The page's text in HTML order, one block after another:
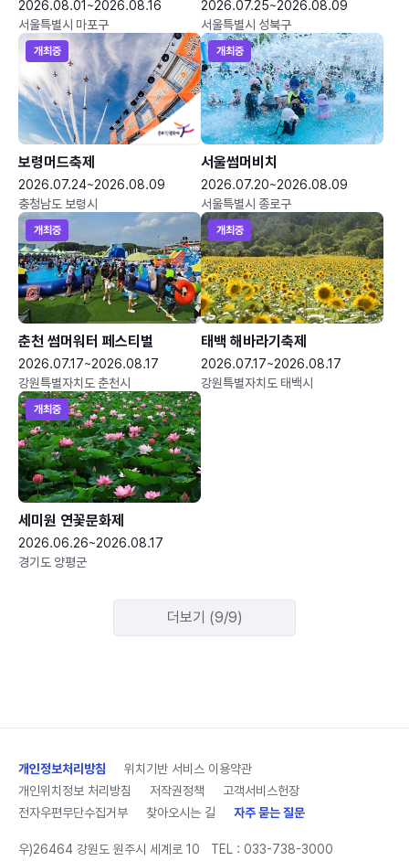
2026.08.01~2026.08.16
서울특별시 마포구
2026.07.25~2026.08.09
서울특별시 성북구
개최중
보령머드축제
2026.07.24~2026.08.09
충청남도 보령시
개최중
서울썸머비치
2026.07.20~2026.08.09
서울특별시 종로구
개최중
춘천 썸머워터 페스티벌
2026.07.17~2026.08.17
강원특별자치도 춘천시
개최중
태백 해바라기축제
2026.07.17~2026.08.17
강원특별자치도 태백시
개최중
세미원 연꽃문화제
2026.06.26~2026.08.17
경기도 양평군
더보기 (9/9)
개인정보처리방침
위치기반 서비스 이용약관
개인위치정보 처리방침
저작권정책
고객서비스헌장
전자우편무단수집거부
찾아오시는 길 자주 묻는 질문
우)26464 강원도 원주시 세계로 10 TEL : 033-738-3000